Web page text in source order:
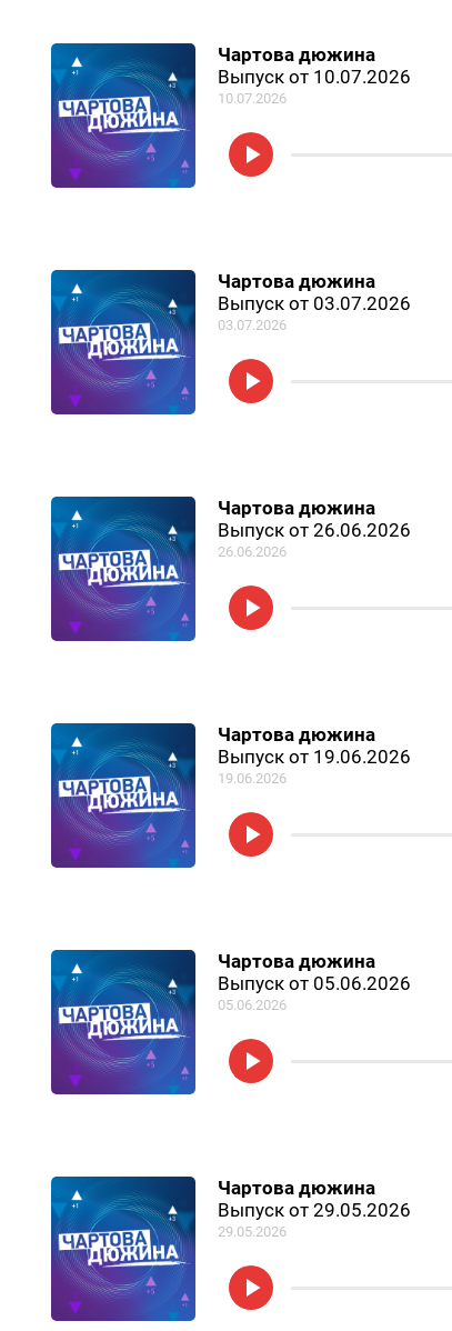
Чартова дюжина
Выпуск от 10.07.2026
10.07.2026
Чартова дюжина
Выпуск от 03.07.2026
03.07.2026
Чартова дюжина
Выпуск от 26.06.2026
26.06.2026
Чартова дюжина
Выпуск от 19.06.2026
19.06.2026
Чартова дюжина
Выпуск от 05.06.2026
05.06.2026
Чартова дюжина
Выпуск от 29.05.2026
29.05.2026